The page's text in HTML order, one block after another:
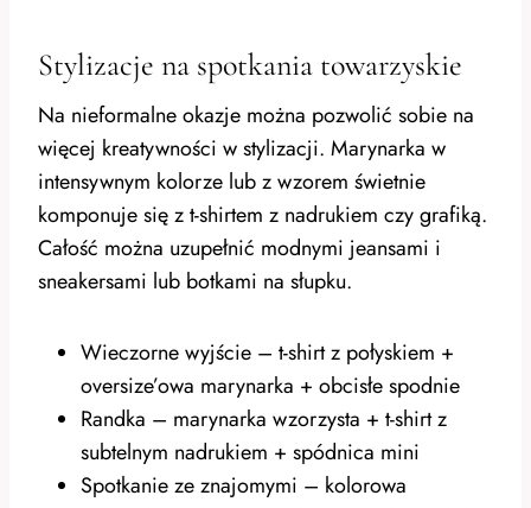
Stylizacje na spotkania towarzyskie
Na nieformalne okazje można pozwolić sobie na
więcej kreatywności w stylizacji. Marynarka w
intensywnym kolorze lub z wzorem świetnie
komponuje się z t-shirtem z nadrukiem czy grafiką.
Całość można uzupełnić modnymi jeansami i
sneakersami lub botkami na słupku.
Wieczorne wyjście – t-shirt z połyskiem +
oversize’owa marynarka + obcisłe spodnie
Randka – marynarka wzorzysta + t-shirt z
subtelnym nadrukiem + spódnica mini
Spotkanie ze znajomymi – kolorowa